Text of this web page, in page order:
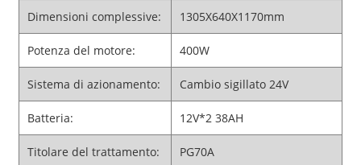
Dimensioni complessive: 1305X640X1170mm
Potenza del motore: 400W
Sistema di azionamento: Cambio sigillato 24V
Batteria: 12V*2 38AH
Titolare del trattamento: PG70A